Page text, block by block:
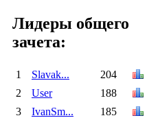
Лидеры общего
зачета:
1 Slavak...
204
2
User
188
3
IvanSm...
185